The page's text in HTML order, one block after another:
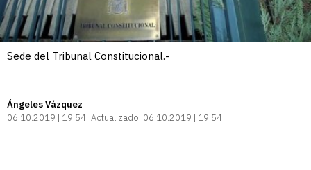
Sede del Tribunal Constitucional.-
Ángeles Vázquez
06.10.2019 | 19:54 Actualizado: 06.10.2019 | 19:54